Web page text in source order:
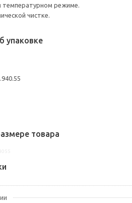
температурном режиме.
чистке.
упаковке
товара